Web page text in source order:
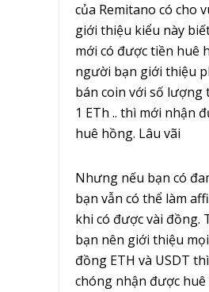
của Remitano có cho
giới thiệu kiểu này
mới có được tiền huê
người bạn giới thiệu
bán coin với số lượng
1 ETh .. thì mới nhận
huê hồng. Lâu vãi
Nhưng nếu bạn có
bạn vẫn có thể làm
khi có được vài đồng.
bạn nên giới thiệu
đồng ETH và USDT
chóng nhận được